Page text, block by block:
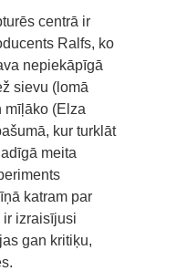
centrā ir
Ralfs, ko
nepiekāpīgā
sievu (lomā
mīļāko (Elza
kur turklāt
meita
katram par
ir izraisījusi
gan kritiķu,